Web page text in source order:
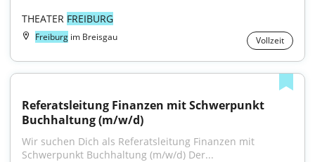
THEATER FREIBURG
Freiburg im Breisgau Vollzeit
Referatsleitung Finanzen mit Schwerpunkt
Buchhaltung (m/w/d)
Wir suchen Dich als Referatsleitung Finanzen mit
Schwerpunkt Buchhaltung (m/w/d) Der...